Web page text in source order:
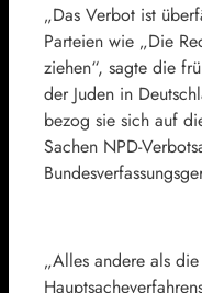
„Das Verbot ist
Parteien wie „Die
ziehen“, sagte die
der Juden in
bezog sie sich auf
Sachen NPD-
„Alles andere als